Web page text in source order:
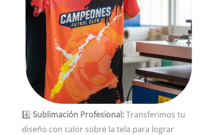
4️⃣ Sublimación Profesional:Transferimos tu
diseño con calor sobre la tela para lograr